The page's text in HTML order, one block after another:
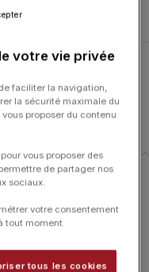
d'Oreilles, MORGANNE
Bello Victoria
Or Blanc
définitivement
fraîcheur et de liberté.
votre vie privée
faciliter la navigation,
la sécurité maximale du
proposer du contenu
vous proposer des
de partager nos
sociaux.
votre consentement
tout moment.
tous les cookies